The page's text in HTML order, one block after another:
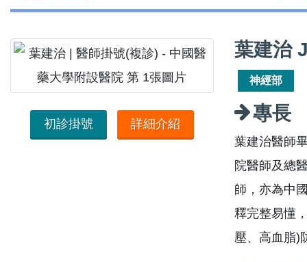
初診掛號 詳細介紹
葉建治
神經部
專長
葉建治醫師
院醫師及總
師，亦為中
釋完整易懂
壓、高血脂)